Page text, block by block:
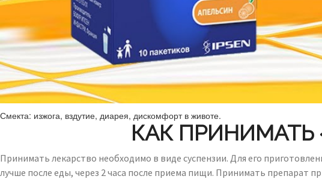
Смекта: изжога, вздутие, диарея, дискомфорт в животе.
КАК ПРИНИМАТЬ
Принимать лекарство необходимо в виде суспензии. Для его
лучше после еды, через 2 часа после приема пищи. Принимать препарат